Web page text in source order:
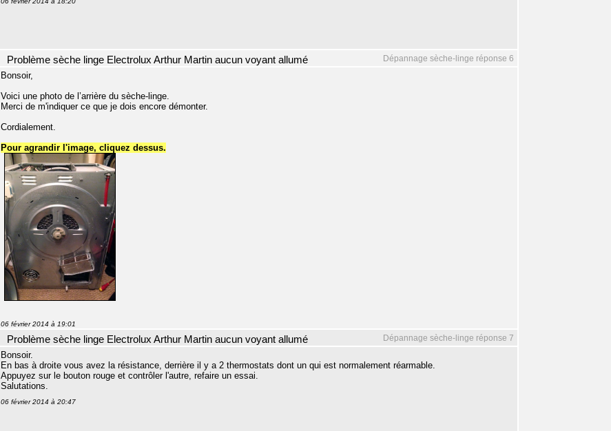
Dépannage sèche-linge réponse 6
Problème sèche linge Electrolux Arthur Martin aucun voyant allumé
Bonsoir,
Voici une photo de l’arrière du sèche-linge.
Merci de m'indiquer ce que je dois encore démonter.
Cordialement.
Pour agrandir l'image, cliquez dessus.
06 février 2014 à 19:01
Dépannage sèche-linge réponse 7
Problème sèche linge Electrolux Arthur Martin aucun voyant allumé
Bonsoir.
En bas à droite vous avez la résistance, derrière il y a 2 thermostats dont un qui est normalement réarmable.
Appuyez sur le bouton rouge et contrôler l'autre, refaire un essai.
Salutations.
06 février 2014 à 20:47